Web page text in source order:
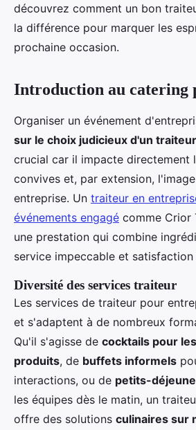
découvrez comment un bon
la différence pour marquer les
prochaine occasion.
Introduction au catering
Organiser un événement
sur le choix judicieux d'un traiteur
crucial car il impacte directement
convives et, par extension,
entreprise. Un traiteur en
événements engagé comme Crior
une prestation qui combine
service impeccable et satisfaction
Diversité des services traiteur
Les services de traiteur pour
et s'adaptent à de nombreux
Qu'il s'agisse de cocktails pour
produits, de buffets informels
interactions, ou de petits-
les équipes dès le matin, un
offre des solutions culinaires sur